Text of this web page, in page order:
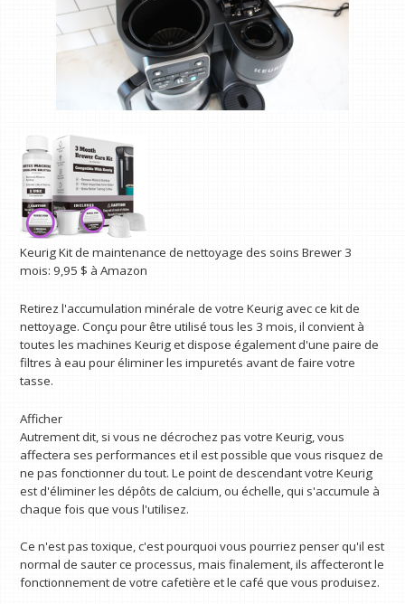
KeurigKit de maintenance de nettoyage des soins Brewer 3
mois: 9,95 $ à Amazon
Retirez l'accumulation minérale de votre Keurig avec ce kit de
nettoyage. Conçu pour être utilisé tous les 3 mois, il convient à
toutes les machines Keurig et dispose également d'une paire de
filtres à eau pour éliminer les impuretés avant de faire votre
tasse.
Afficher
Autrement dit, si vous ne décrochez pas votre Keurig, vous
affectera ses performances et il est possible que vous risquez de
ne pas fonctionner du tout. Le point de descendant votre Keurig
est d'éliminer les dépôts de calcium, ou échelle, qui s'accumule à
chaque fois que vous l'utilisez.
Ce n'est pas toxique, c'est pourquoi vous pourriez penser qu'il est
normal de sauter ce processus, mais finalement, ils affecteront le
fonctionnement de votre cafetière et le café que vous produisez.